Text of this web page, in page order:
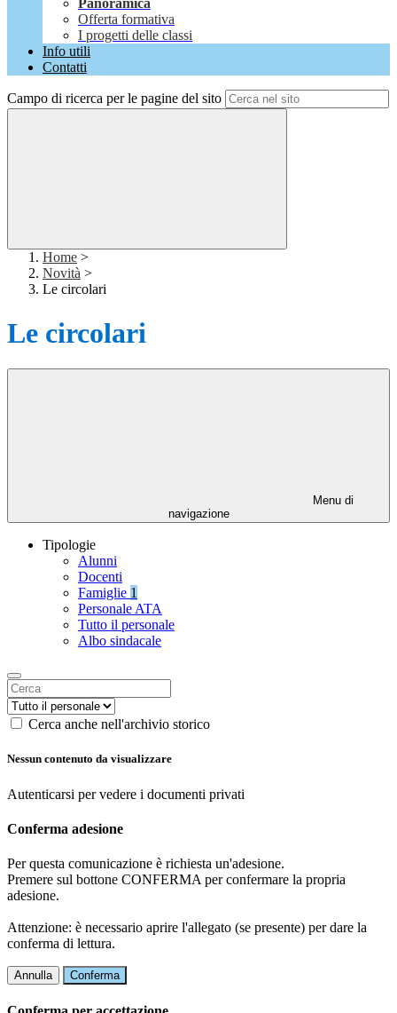
Panoramica
Offerta formativa
I progetti delle classi
Info utili
Contatti
Campo di ricerca per le pagine del sito
Home >
Novità >
Le circolari
Le circolari
Menu di
navigazione
Tipologie
Alunni
Docenti
Famiglie 1
Personale ATA
Tutto il personale
Albo sindacale
Cerca anche nell'archivio storico
Nessun contenuto da visualizzare
Autenticarsi per vedere i documenti privati
Conferma adesione
Per questa comunicazione è richiesta un'adesione.
Premere sul bottone CONFERMA per confermare la propria
adesione.
Attenzione: è necessario aprire l'allegato (se presente) per dare la
conferma di lettura.
Annulla Conferma